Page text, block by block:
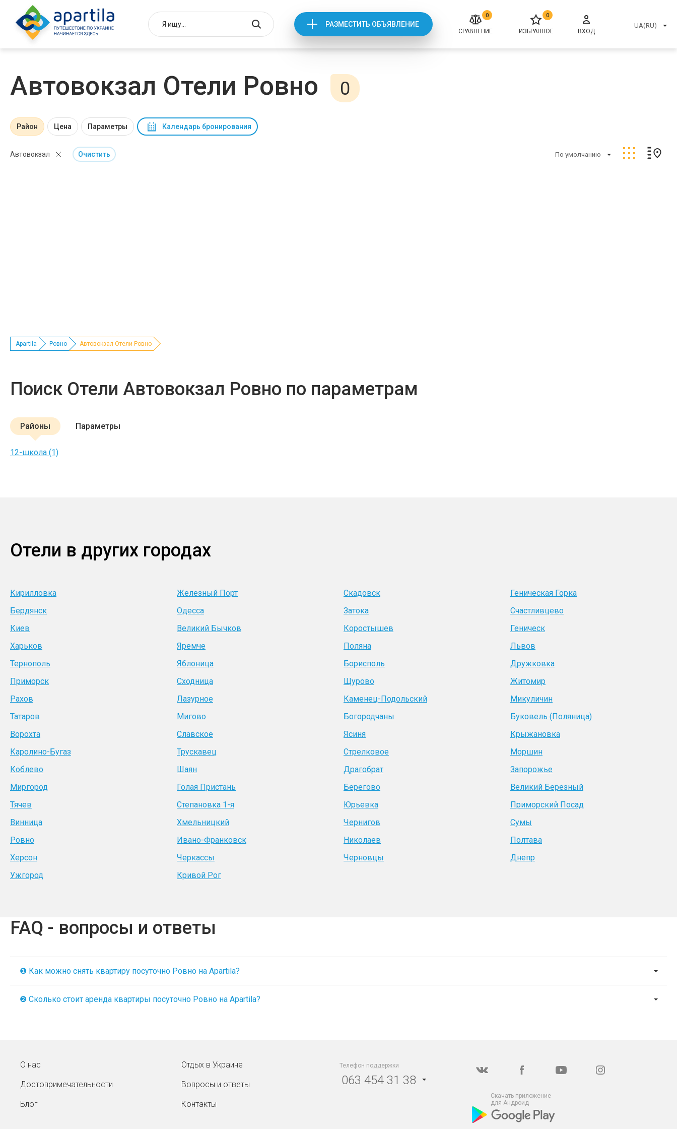
РАЗМЕСТИТЬ ОБЪЯВЛЕНИЕ
0
СРАВНЕНИЕ
0
ИЗБРАННОЕ ВХОД
UA(RU)
Автовокзал Отели Ровно 0
Район Цена Параметры Календарь бронирования
Автовокзал Очистить По умолчанию
Apartila Ровно Автовокзал Отели Ровно
Поиск Отели Автовокзал Ровно по параметрам
Районы Параметры
12-школа (1)
Отели в других городах
Кирилловка Железный Порт Скадовск
Геническая Горка
Бердянск
Одесса Затока
Счастливцево
Киев
Великий Бычков Коростышев
Геническ
Харьков
Яремче Поляна
Львов
Тернополь
Яблоница Борисполь
Дружковка
Приморск
Сходница Щурово
Житомир
Рахов
Лазурное Каменец-Подольский
Микуличин
Татаров
Мигово Богородчаны
Буковель (Поляница)
Ворохта
Славское Ясиня
Крыжановка
Каролино-Бугаз
Трускавец Стрелковое
Моршин
Коблево
Шаян Драгобрат
Запорожье
Миргород
Голая Пристань Берегово
Великий Березный
Тячев
Степановка 1-я Юрьевка
Приморский Посад
Винница
Хмельницкий Чернигов
Сумы
Ровно
Ивано-Франковск Николаев
Полтава
Херсон
Черкассы Черновцы
Днепр
Ужгород
Кривой Рог
FAQ - вопросы и ответы
❶ Как можно снять квартиру посуточно Ровно на Apartila?
❷ Сколько стоит аренда квартиры посуточно Ровно на Apartila?
О нас
Достопримечательности
Блог
Отдых в Украине
Вопросы и ответы
Контакты
Телефон поддержки
063 454 31 38
Скачать приложение
для Андроид